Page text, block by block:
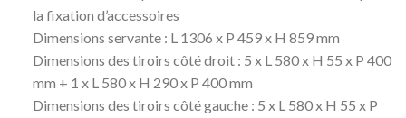
la fixation d’accessoires
Dimensions servante : L 1306 x P 459 x H 859 mm
Dimensions des tiroirs côté droit : 5 x L 580 x H 55 x P 400
mm + 1 x L 580 x H 290 x P 400 mm
Dimensions des tiroirs côté gauche : 5 x L 580 x H 55 x P